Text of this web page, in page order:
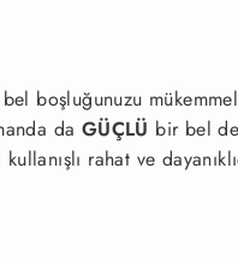
boşluğunuzu
da GÜÇLÜ bir bel
rahat ve